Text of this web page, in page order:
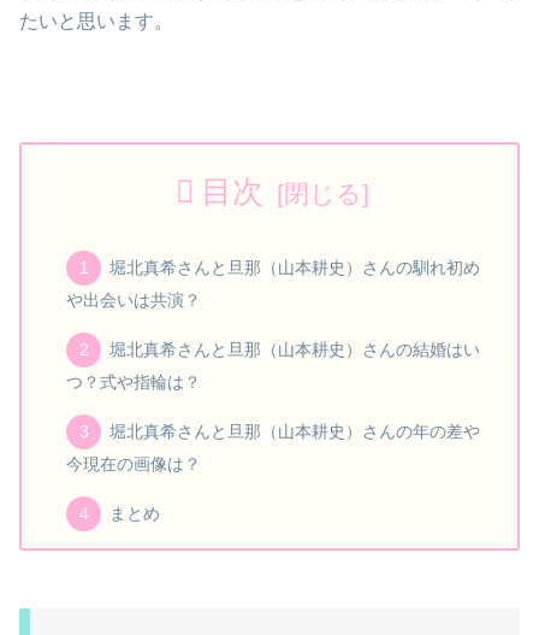
たいと思います。
目次
堀北真希さんと旦那（山本耕史）さんの馴れ初め
や出会いは共演？
堀北真希さんと旦那（山本耕史）さんの結婚はい
つ？式や指輪は？
堀北真希さんと旦那（山本耕史）さんの年の差や
今現在の画像は？
まとめ